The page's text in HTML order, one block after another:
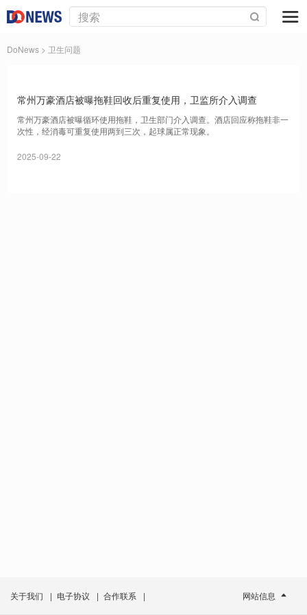
DoNews > 卫生问题
常州万豪酒店被曝拖鞋回收后重复使用，卫监所介入调查
常州万豪酒店被曝循环使用拖鞋，卫生部门介入调查。酒店回应称拖鞋非一
次性，经消毒可重复使用两到三次，起球属正常现象。
2025-09-22
关于我们 | 电子协议 | 合作联系 | 网站信息